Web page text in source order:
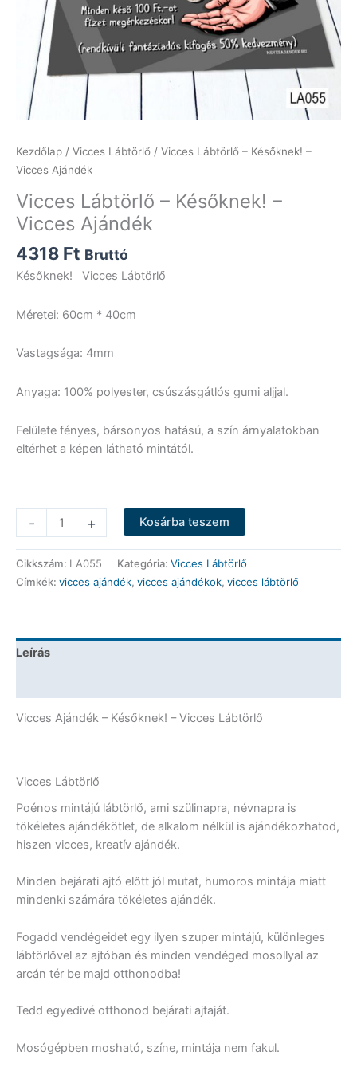
Kezdőlap / Vicces Lábtörlő / Vicces Lábtörlő – Későknek! –
Vicces Ajándék
Vicces Lábtörlő – Későknek! –
Vicces Ajándék
4318 Ft Bruttó
Későknek! Vicces Lábtörlő
Méretei: 60cm * 40cm
Vastagsága: 4mm
Anyaga: 100% polyester, csúszásgátlós gumi aljjal.
Felülete fényes, bársonyos hatású, a szín árnyalatokban
eltérhet a képen látható mintától.
-
Lábtörlő
-
Későknek!
-
mennyiség
+ Kosárba teszem
Cikkszám: LA055 Kategória: Vicces Lábtörlő
Címkék: vicces ajándék, vicces ajándékok, vicces lábtörlő
Leírás
Vicces Ajándék – Későknek! – Vicces Lábtörlő
Vicces Lábtörlő
Poénos mintájú lábtörlő, ami szülinapra, névnapra is
tökéletes ajándékötlet, de alkalom nélkül is ajándékozhatod,
hiszen vicces, kreatív ajándék.
Minden bejárati ajtó előtt jól mutat, humoros mintája miatt
mindenki számára tökéletes ajándék.
Fogadd vendégeidet egy ilyen szuper mintájú, különleges
lábtörlővel az ajtóban és minden vendéged mosollyal az
arcán tér be majd otthonodba!
Tedd egyedivé otthonod bejárati ajtaját.
Mosógépben mosható, színe, mintája nem fakul.